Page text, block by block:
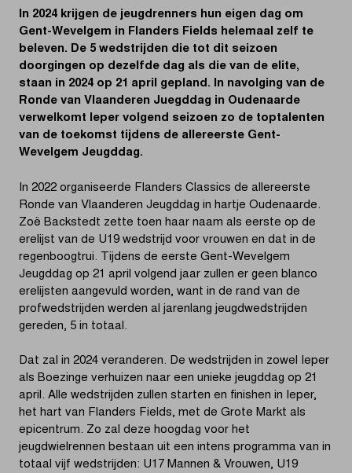
In 2024 krijgen de jeugdrenners hun eigen dag om
Gent-Wevelgem in Flanders Fields helemaal zelf te
beleven. De 5 wedstrijden die tot dit seizoen
doorgingen op dezelfde dag als die van de elite,
staan in 2024 op 21 april gepland. In navolging van de
Ronde van Vlaanderen Juegddag in Oudenaarde
verwelkomt Ieper volgend seizoen zo de toptalenten
van de toekomst tijdens de allereerste Gent-
Wevelgem Jeugddag.
In 2022 organiseerde Flanders Classics de allereerste
Ronde van Vlaanderen Jeugddag in hartje Oudenaarde.
Zoë Backstedt zette toen haar naam als eerste op de
erelijst van de U19 wedstrijd voor vrouwen en dat in de
regenboogtrui. Tijdens de eerste Gent-Wevelgem
Jeugddag op 21 april volgend jaar zullen er geen blanco
erelijsten aangevuld worden, want in de rand van de
profwedstrijden werden al jarenlang jeugdwedstrijden
gereden, 5 in totaal.
Dat zal in 2024 veranderen. De wedstrijden in zowel Ieper
als Boezinge verhuizen naar een unieke jeugddag op 21
april. Alle wedstrijden zullen starten en finishen in Ieper,
het hart van Flanders Fields, met de Grote Markt als
epicentrum. Zo zal deze hoogdag voor het
jeugdwielrennen bestaan uit een intens programma van in
totaal vijf wedstrijden: U17 Mannen & Vrouwen, U19